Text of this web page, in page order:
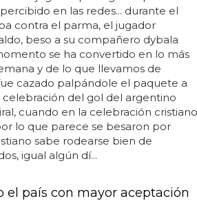
como malawi contemple la
totalmente natural, pero
presidenta son los pasos
igual para todos... actualmente,
abierta en malawi es causa de
de indecencia y
presidente, bingu wa mutharika,
y su sucesora, joyce banda
el hijo de madonna) se
país en la dirección correcta...
UN COMPAÑERO
a un hombre